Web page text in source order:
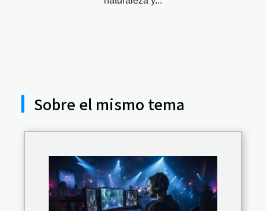
Sobre el mismo tema